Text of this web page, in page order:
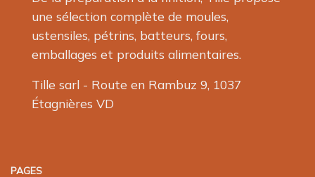
une sélection complète de moules,
ustensiles, pétrins, batteurs, fours,
emballages et produits alimentaires.
Tille sarl - Route en Rambuz 9, 1037
Étagnières VD
PAGES